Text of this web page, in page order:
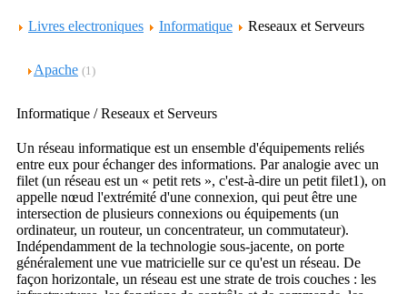
Livres electroniques Informatique Reseaux et Serveurs
Apache (1)
Informatique / Reseaux et Serveurs
Un réseau informatique est un ensemble d'équipements reliés
entre eux pour échanger des informations. Par analogie avec un
filet (un réseau est un « petit rets », c'est-à-dire un petit filet1), on
appelle nœud l'extrémité d'une connexion, qui peut être une
intersection de plusieurs connexions ou équipements (un
ordinateur, un routeur, un concentrateur, un commutateur).
Indépendamment de la technologie sous-jacente, on porte
généralement une vue matricielle sur ce qu'est un réseau. De
façon horizontale, un réseau est une strate de trois couches : les